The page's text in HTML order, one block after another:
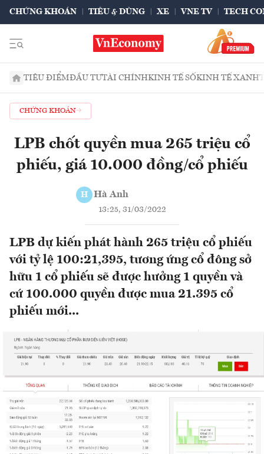
CHỨNG KHOÁN TIÊU & DÙNG XE VNE TV TECH
TIÊU ĐIỂMĐẦU TƯTÀI CHÍNHKINH TẾ SỐKINH TẾ XANH
CHỨNG KHOÁN
LPB chốt quyền mua 265 triệu cổ
phiếu, giá 10.000 đồng/cổ phiếu
H Hà Anh
13:25, 31/03/2022
LPB dự kiến phát hành 265 triệu cổ phiếu
với tỷ lệ 100:21,395, tương ứng cổ đông sở
hữu 1 cổ phiếu sẽ được hưởng 1 quyền và
cứ 100.000 quyền được mua 21.395 cổ
phiếu mới...